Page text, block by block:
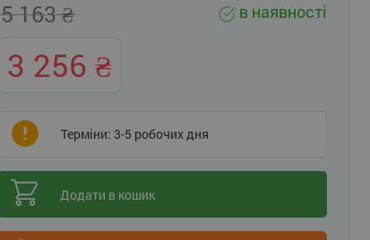
5 163
3 256
в наявності
Терміни: 3-5 робочих дня
Додати в кошик